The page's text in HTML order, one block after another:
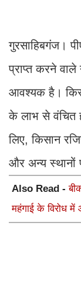
गुरसाहिबगंज।
प्राप्त करने वाले
आवश्यक है।
के लाभ से वंचित
लिए, किसान
और अन्य स्थानों
Also Read -
महंगाई के विरोध में